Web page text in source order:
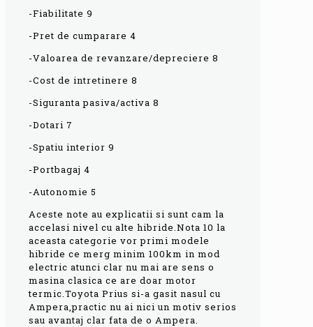
-Fiabilitate 9
-Pret de cumparare 4
-Valoarea de revanzare/depreciere 8
-Cost de intretinere 8
-Siguranta pasiva/activa 8
-Dotari 7
-Spatiu interior 9
-Portbagaj 4
-Autonomie 5
Aceste note au explicatii si sunt cam la
accelasi nivel cu alte hibride.Nota 10 la
aceasta categorie vor primi modele
hibride ce merg minim 100km in mod
electric atunci clar nu mai are sens o
masina clasica ce are doar motor
termic.Toyota Prius si-a gasit nasul cu
Ampera,practic nu ai nici un motiv serios
sau avantaj clar fata de o Ampera.